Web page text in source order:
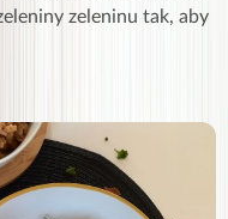
zeleninu tak, aby